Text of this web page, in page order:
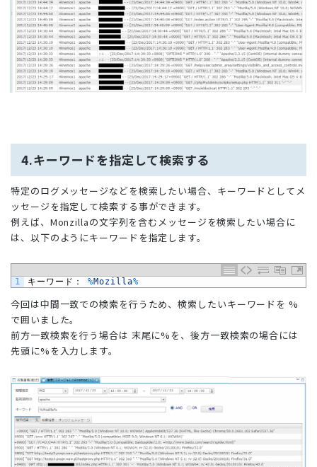
4.キーワードを指定して検索する
特定のログメッセージなどを検索したい場合、キーワードとしてメ
ッセージを指定して検索する事ができます。
例えば、Monzillaの文字列を含むメッセージを検索したい場合に
は、以下のようにキーワードを指定します。
1 キーワード： %Mozilla%
今回は中間一致での検索を行うため、検索したいキーワードを %
で囲いました。
前方一致検索を行う場合は 末尾に%を、後方一致検索の場合には
先頭に%を入力します。